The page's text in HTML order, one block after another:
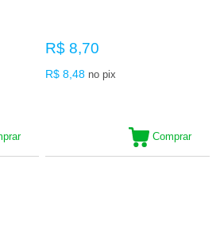
R$ 8,70
R$ 8,48 no pix
Comprar